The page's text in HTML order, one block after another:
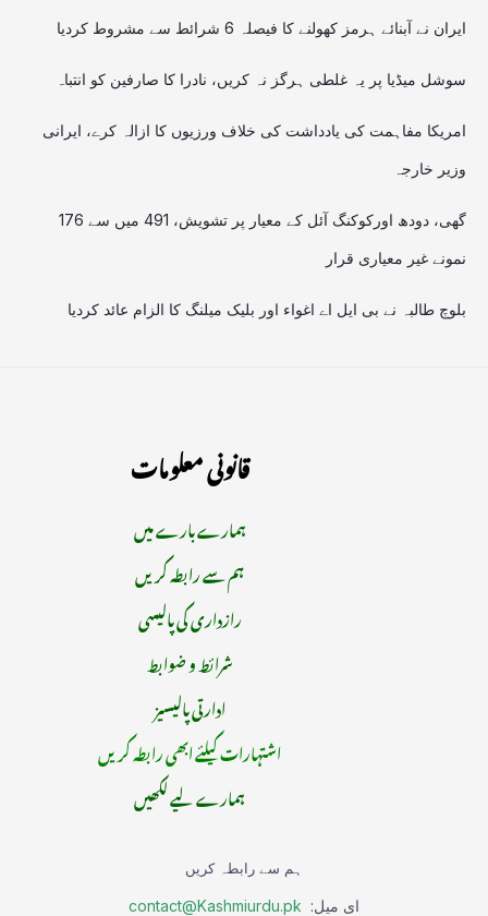
ایران نے آبنائے ہرمز کھولنے کا فیصلہ 6 شرائط سے مشروط کردیا
سوشل میڈیا پر یہ غلطی ہرگز نہ کریں، نادرا کا صارفین کو انتباہ
امریکا مفاہمت کی یادداشت کی خلاف ورزیوں کا ازالہ کرے، ایرانی
وزیر خارجہ
گھی، دودھ اورکوکنگ آئل کے معیار پر تشویش، 491 میں سے 176
نمونے غیر معیاری قرار
بلوچ طالبہ نے بی ایل اے اغواء اور بلیک میلنگ کا الزام عائد کردیا
قانونی معلومات
ہمارے بارے میں
ہم سے رابطہ کریں
رازداری کی پالیسی
شرائط و ضوابط
ادارتی پالیسیز
اشتہارات کیلئے ابھی رابطہ کریں
ہمارے لیے لکھیں
ہم سے رابطہ کریں
ای میل: contact@Kashmiurdu.pk